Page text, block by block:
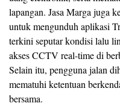
lapangan. Jasa Marga juga
untuk mengunduh aplikasi
terkini seputar kondisi lalu
akses CCTV real-time di
Selain itu, pengguna jalan
mematuhi ketentuan
bersama.